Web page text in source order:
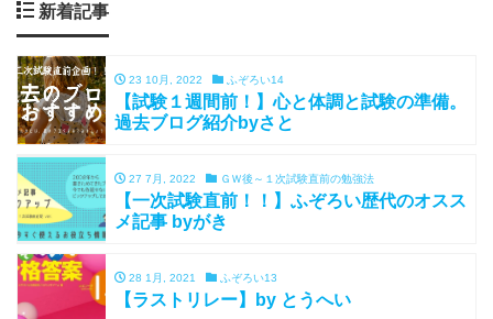
新着記事
23 10月, 2022 ふぞろい14
【試験１週間前！】心と体調と試験の準備。
過去ブログ紹介byさと
27 7月, 2022 ＧＷ後～１次試験直前の勉強法
【一次試験直前！！】ふぞろい歴代のオスス
メ記事 byがき
28 1月, 2021 ふぞろい13
【ラストリレー】by とうへい